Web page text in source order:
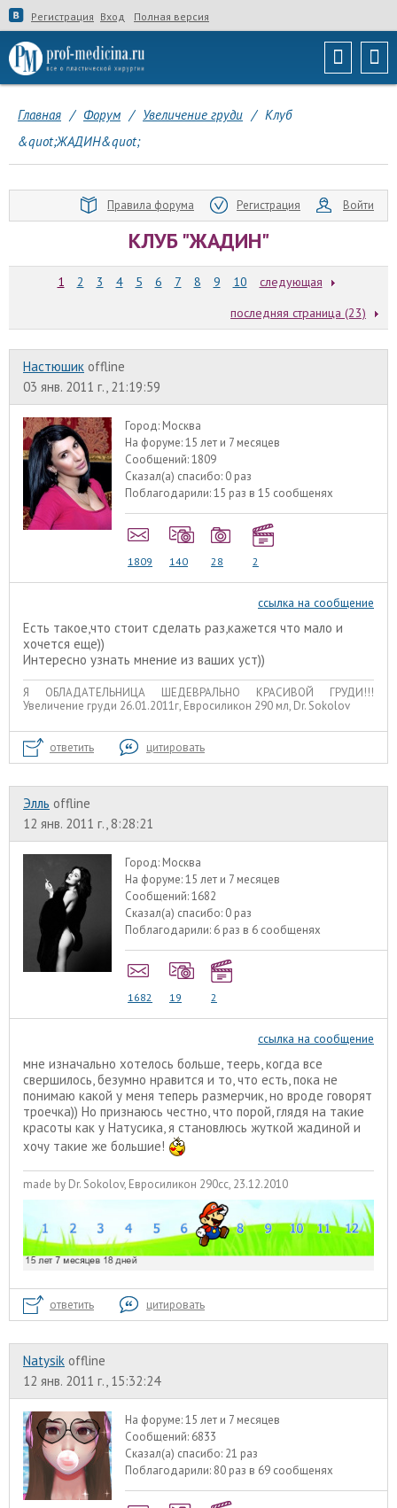
Регистрация Вход Полная версия
Главная / Форум / Увеличение груди / Клуб
&quot;ЖАДИН&quot;
Правила форума Регистрация Войти
КЛУБ "ЖАДИН"
1 2 3 4 5 6 7 8 9 10
следующая
последняя страница (23)
Настюшик offline
03 янв. 2011 г., 21:19:59
Город: Москва
На форуме:15 лет и 7 месяцев
Сообщений:1809
Сказал(а) спасибо: 0 раз
Поблагодарили:15 раз в 15 сообщенях
1809 140 28 2
ссылка на сообщение
Есть такое,что стоит сделать раз,кажется что мало и
хочется еще))
Интересно узнать мнение из ваших уст))
Я ОБЛАДАТЕЛЬНИЦА ШЕДЕВРАЛЬНО КРАСИВОЙ ГРУДИ!!!
Увеличение груди 26.01.2011г, Евросиликон 290 мл, Dr. Sokolov
ответить цитировать
Элль offline
12 янв. 2011 г., 8:28:21
Город: Москва
На форуме:15 лет и 7 месяцев
Сообщений:1682
Сказал(а) спасибо: 0 раз
Поблагодарили: 6 раз в 6 сообщенях
1682 19 2
ссылка на сообщение
мне изначально хотелось больше, теерь, когда все
свершилось, безумно нравится и то, что есть, пока не
понимаю какой у меня теперь размерчик, но вроде говорят
троечка)) Но признаюсь честно, что порой, глядя на такие
красоты как у Натусика, я становлюсь жуткой жадиной и
хочу такие же большие!
made by Dr. Sokolov, Евросиликон 290сс, 23.12.2010
ответить цитировать
Natysik offline
12 янв. 2011 г., 15:32:24
На форуме:15 лет и 7 месяцев
Сообщений: 6833
Сказал(а) спасибо: 21 раз
Поблагодарили: 80 раз в 69 сообщенях